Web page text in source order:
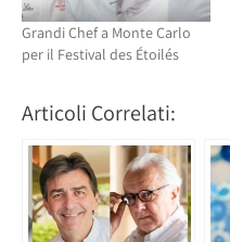
Grandi Chef a Monte Carlo
per il Festival des Étoilés
Articoli Correlati: